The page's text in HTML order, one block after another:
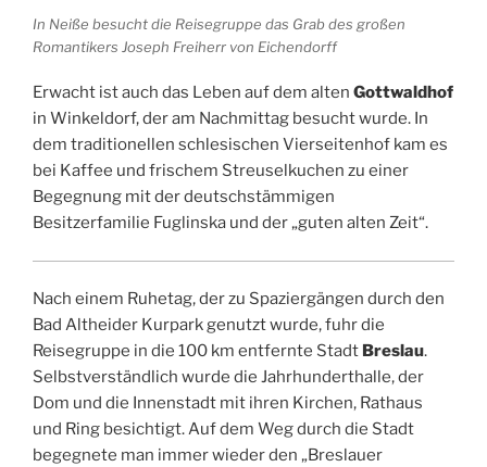
In Neiße besucht die Reisegruppe das Grab des großen
Romantikers Joseph Freiherr von Eichendorff
Erwacht ist auch das Leben auf dem alten Gottwaldhof
in Winkeldorf, der am Nachmittag besucht wurde. In
dem traditionellen schlesischen Vierseitenhof kam es
bei Kaffee und frischem Streuselkuchen zu einer
Begegnung mit der deutschstämmigen
Besitzerfamilie Fuglinska und der „guten alten Zeit“.
Nach einem Ruhetag, der zu Spaziergängen durch den
Bad Altheider Kurpark genutzt wurde, fuhr die
Reisegruppe in die 100 km entfernte Stadt Breslau.
Selbstverständlich wurde die Jahrhunderthalle, der
Dom und die Innenstadt mit ihren Kirchen, Rathaus
und Ring besichtigt. Auf dem Weg durch die Stadt
begegnete man immer wieder den „Breslauer